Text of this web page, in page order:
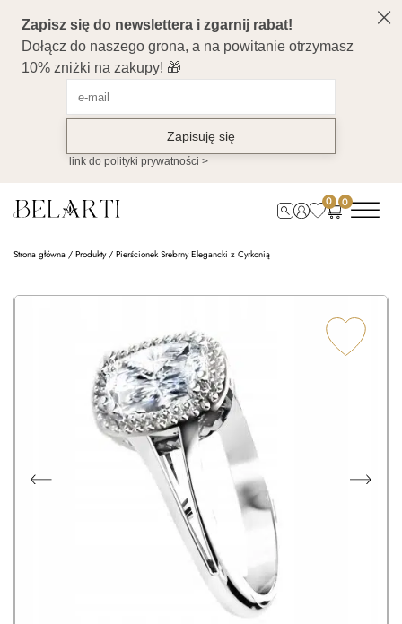
0 0
Strona główna / Produkty/ Pierścionek Srebrny Elegancki z Cyrkonią